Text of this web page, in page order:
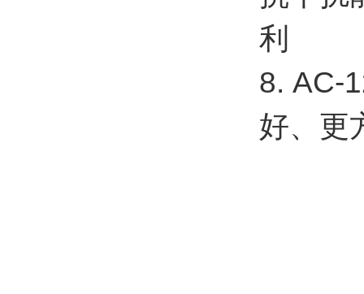
利
8. AC-
好、更